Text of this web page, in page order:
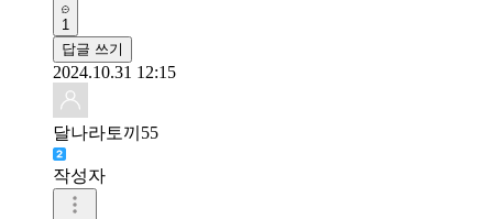
1
답글 쓰기
2024.10.31 12:15
달나라토끼55
작성자